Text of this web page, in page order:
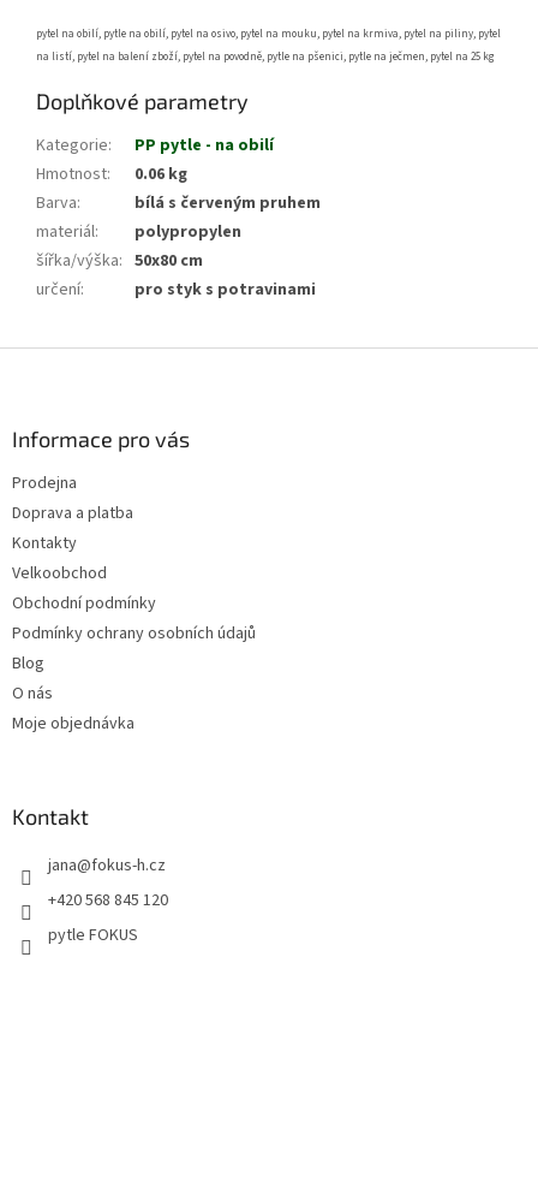
pytel na obilí, pytle na obilí, pytel na osivo, pytel na mouku, pytel na krmiva, pytel na piliny, pytel
na listí, pytel na balení zboží, pytel na povodně, pytle na pšenici, pytle na ječmen, pytel na 25 kg
Doplňkové parametry
Kategorie:
PP pytle - na obilí
Hmotnost:
0.06 kg
Barva:
bílá s červeným pruhem
materiál:
polypropylen
šířka/výška: 50x80 cm
určení: pro styk s potravinami
Informace pro vás
Prodejna
Doprava a platba
Kontakty
Velkoobchod
Obchodní podmínky
Podmínky ochrany osobních údajů
Blog
O nás
Moje objednávka
Kontakt
jana@fokus-h.cz
+420 568 845 120
pytle FOKUS